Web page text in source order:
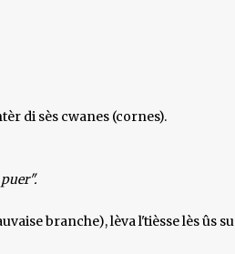
di sès cwanes (cornes).
branche), lèva l'tièsse lès ûs su